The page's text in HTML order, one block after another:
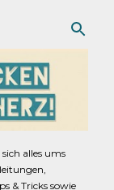
alles ums
& Tricks sowie